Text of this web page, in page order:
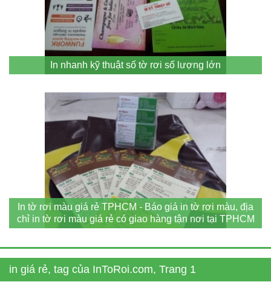
In nhanh kỹ thuật số tờ rơi số lượng lớn
In tờ rơi màu giá rẻ TPHCM - Báo giá in tờ rơi màu, địa
chỉ in tờ rơi màu giá rẻ có giao hàng tận nơi tại TPHCM
in giá rẻ, tag của InToRoi.com, Trang 1